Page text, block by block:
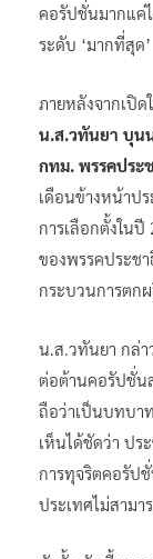
คอรัปชั่นมากแค่
ระดับ ‘มากที่สุด’
ภายหลังจากเปิ
น.ส.วทันยา บุน
กทม. พรรคประ
เดือนข้างหน้าป
การเลือกตั้งใน
ของพรรคประช
กระบวนการตก
น.ส.วทันยา กล่
ต่อต้านคอรัปชั่น
ถือว่าเป็นบทบา
เห็นได้ชัดว่า ปร
การทุจริตคอรัป
ประเทศไม่สาม